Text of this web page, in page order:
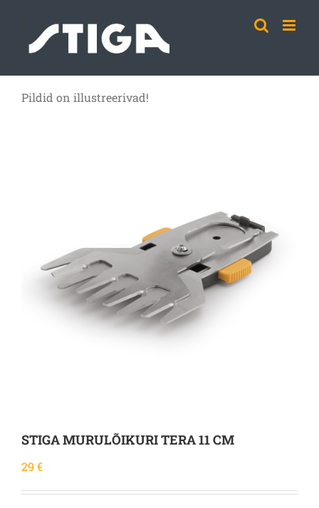
content
Pildid on illustreerivad!
STIGA MURULÕIKURI TERA 11 CM
29 €